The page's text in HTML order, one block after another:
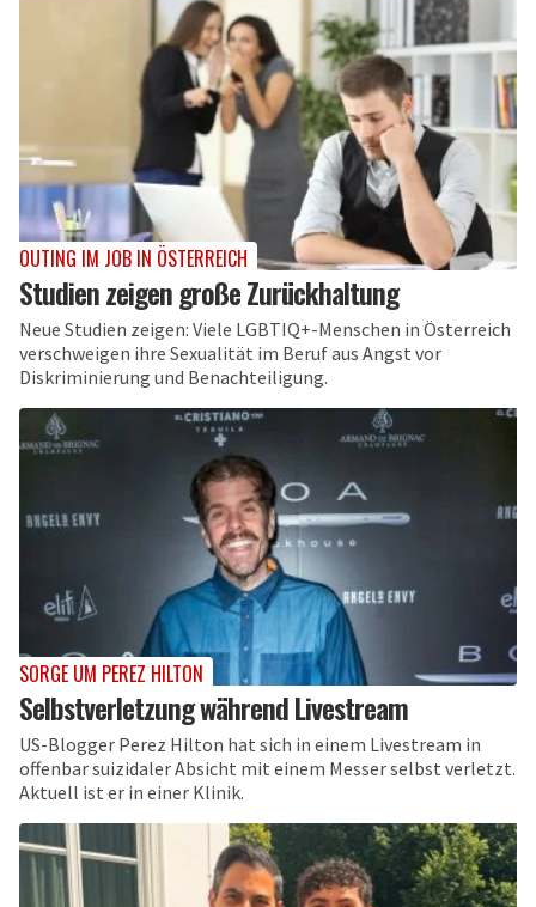
OUTING IM JOB IN ÖSTERREICH
Studien zeigen große Zurückhaltung
Neue Studien zeigen: Viele LGBTIQ+-Menschen in Österreich
verschweigen ihre Sexualität im Beruf aus Angst vor
Diskriminierung und Benachteiligung.
SORGE UM PEREZ HILTON
Selbstverletzung während Livestream
US-Blogger Perez Hilton hat sich in einem Livestream in
offenbar suizidaler Absicht mit einem Messer selbst verletzt.
Aktuell ist er in einer Klinik.